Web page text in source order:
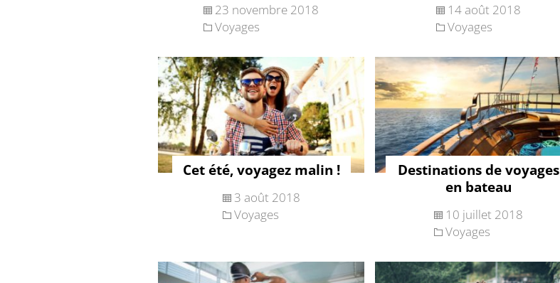
23 novembre 2018
Voyages
14 août 2018
Voyages
Cet été, voyagez malin !
3 août 2018
Voyages
Destinations de voyages
en bateau
10 juillet 2018
Voyages